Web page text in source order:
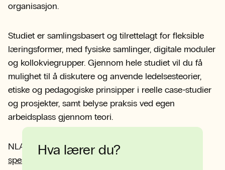
organisasjon.
Studiet er samlingsbasert og tilrettelagt for fleksible
læringsformer, med fysiske samlinger, digitale moduler
og kollokviegrupper. Gjennom hele studiet vil du få
mulighet til å diskutere og anvende ledelsesteorier,
etiske og pedagogiske prinsipper i reelle case-studier
og prosjekter, samt belyse praksis ved egen
arbeidsplass gjennom teori.
NLA tilbyr også mastergrader i
spesialpedagogikk
Hva lærer du?